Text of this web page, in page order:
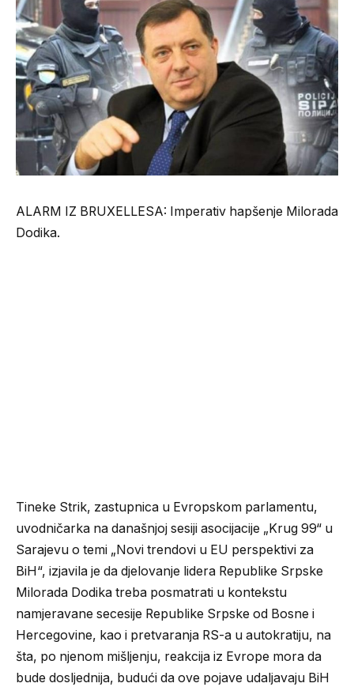
ALARM IZ BRUXELLESA: Imperativ hapšenje Milorada
Dodika.
Tineke Strik, zastupnica u Evropskom parlamentu,
uvodničarka na današnjoj sesiji asocijacije „Krug 99“ u
Sarajevu o temi „Novi trendovi u EU perspektivi za
BiH“, izjavila je da djelovanje lidera Republike Srpske
Milorada Dodika treba posmatrati u kontekstu
namjeravane secesije Republike Srpske od Bosne i
Hercegovine, kao i pretvaranja RS-a u autokratiju, na
šta, po njenom mišljenju, reakcija iz Evrope mora da
bude dosljednija, budući da ove pojave udaljavaju BiH